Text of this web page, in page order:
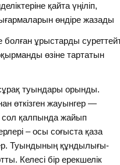
қайта үңіліп,
өндіре жазады
ұрыстарды
өзіне тартатын
туындары орынды.
өткізген жауынгер —
сол қалпында жайып
– осы соғыста қаза
Туындының құндылығы-
Келесі бір ерекшелік